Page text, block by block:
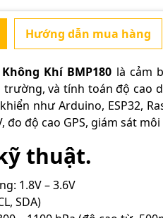
Hướng dẫn mua hàng
Khí BMP180 là cảm
và tính toán độ cao
như Arduino, ESP32,
đo độ cao GPS, giám sát
thuật.
1.8V – 3.6V
SDA)